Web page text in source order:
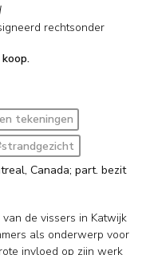
rechtsonder
tekeningen
Canada; part. bezit
de vissers in Katwijk
als onderwerp voor
invloed op zijn werk